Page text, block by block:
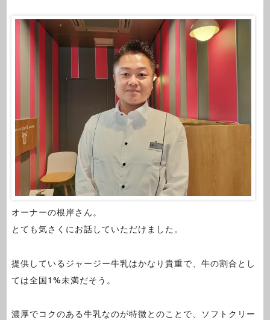
オーナーの根岸さん。
とても気さくにお話していただけました。
提供しているジャージー牛乳はかなり貴重で、牛の割合とし
ては全国1%未満だそう。
濃厚でコクのある牛乳なのが特徴とのことで、ソフトクリー